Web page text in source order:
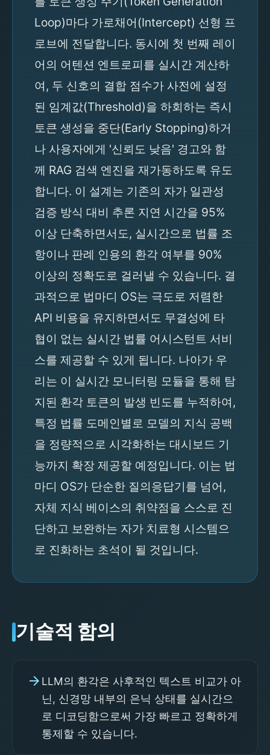
Loop)마다 가로채어(Intercept) 선형 프
로브에 전달합니다. 동시에 첫 번째 레이
어의 어텐션 엔트로피를 실시간 계산하
여, 두 신호의 결합 점수가 사전에 설정
된 임계값(Threshold)을 하회하는 즉시
토큰 생성을 중단(Early Stopping)하거
나 사용자에게 '신뢰도 낮음' 경고와 함
께 RAG 검색 엔진을 재가동하도록 유도
합니다. 이 설계는 기존의 자가 일관성
검증 방식 대비 추론 지연 시간을 95%
이상 단축하면서도, 실시간으로 법률 조
항이나 판례 인용의 환각 여부를 90%
이상의 정확도로 걸러낼 수 있습니다. 결
과적으로 법마디 OS는 극도로 저렴한
API 비용을 유지하면서도 무결성에 타
협이 없는 실시간 법률 어시스턴트 서비
스를 제공할 수 있게 됩니다. 나아가 우
리는 이 실시간 모니터링 모듈을 통해 탐
지된 환각 토큰의 발생 빈도를 누적하여,
특정 법률 도메인별로 모델의 지식 공백
을 정량적으로 시각화하는 대시보드 기
능까지 확장 제공할 예정입니다. 이는 법
마디 OS가 단순한 질의응답기를 넘어,
자체 지식 베이스의 취약점을 스스로 진
단하고 보완하는 자가 치료형 시스템으
로 진화하는 초석이 될 것입니다.
기술적 함의
arrow_forward LLM의 환각은 사후적인 텍스트 비교가 아
닌, 신경망 내부의 은닉 상태를 실시간으
로 디코딩함으로써 가장 빠르고 정확하게
통제할 수 있습니다.